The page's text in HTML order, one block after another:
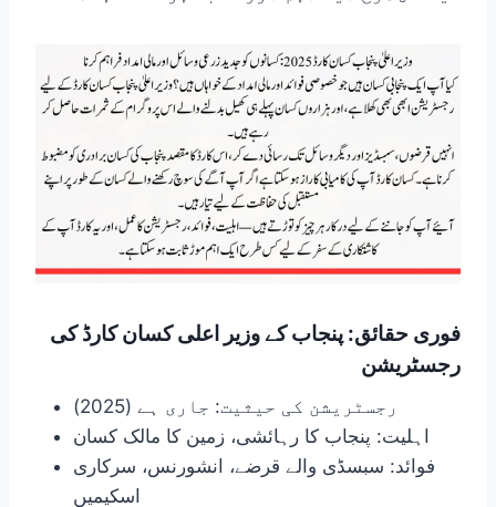
فوری حقائق: پنجاب کے وزیر اعلی کسان کارڈ کی
رجسٹریشن
رجسٹریشن کی حیثیت: جاری ہے (2025)
اہلیت: پنجاب کا رہائشی، زمین کا مالک کسان
فوائد: سبسڈی والے قرضے، انشورنس، سرکاری
اسکیمیں